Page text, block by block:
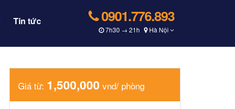
Tin tức 0901.776.893
7h30 → 21h Hà Nội
Giá từ: 1,500,000 vnd/ phòng